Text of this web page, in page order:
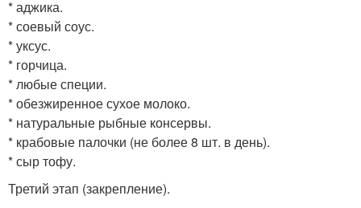
* аджика.
* соевый соус.
* уксус.
* горчица.
* любые специи.
* обезжиренное сухое молоко.
* натуральные рыбные консервы.
* крабовые палочки (не более 8 шт. в день).
* сыр тофу.
Третий этап (закрепление).